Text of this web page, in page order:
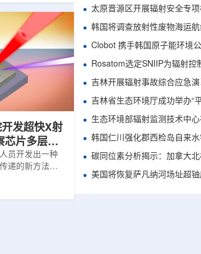
探测器管理能
微子设施，目
探测器模块的
测器和远探测
米实验室，远
福德地下研究
个探测器都将采
用于记录中微
发超快X射
芯片多层结
员开发出一种
递的新方法，
片等电子器件
太原晋源区开展辐射安全专
韩国将调查放射性废物海运
吉林开展辐射事故综合应急演
吉林省生态环境厅成功举办“
生态环境部辐射监测技术中
美国将恢复萨凡纳河场址超